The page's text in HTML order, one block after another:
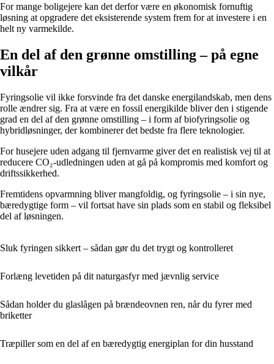
For mange boligejere kan det derfor være en økonomisk fornuftig
løsning at opgradere det eksisterende system frem for at investere i en
helt ny varmekilde.
En del af den grønne omstilling – på egne
vilkår
Fyringsolie vil ikke forsvinde fra det danske energilandskab, men dens
rolle ændrer sig. Fra at være en fossil energikilde bliver den i stigende
grad en del af den grønne omstilling – i form af biofyringsolie og
hybridløsninger, der kombinerer det bedste fra flere teknologier.
For husejere uden adgang til fjernvarme giver det en realistisk vej til at
reducere CO₂-udledningen uden at gå på kompromis med komfort og
driftssikkerhed.
Fremtidens opvarmning bliver mangfoldig, og fyringsolie – i sin nye,
bæredygtige form – vil fortsat have sin plads som en stabil og fleksibel
del af løsningen.
Sluk fyringen sikkert – sådan gør du det trygt og kontrolleret
Forlæng levetiden på dit naturgasfyr med jævnlig service
Sådan holder du glaslågen på brændeovnen ren, når du fyrer med
briketter
Træpiller som en del af en bæredygtig energiplan for din husstand